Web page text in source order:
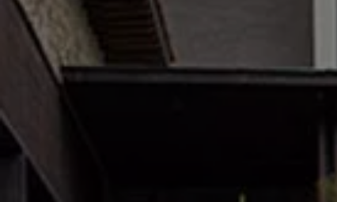
Precios de mantenimiento
ProService
Llamado a revisión
Refacciones y llantas
Refacciones Originales